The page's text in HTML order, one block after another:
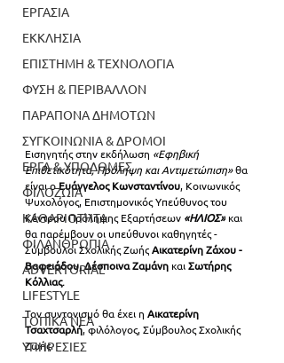
ΕΡΓΑΣΙΑ
ΕΚΚΛΗΣΙΑ
ΕΠΙΣΤΗΜΗ & ΤΕΧΝΟΛΟΓΙΑ
ΦΥΣΗ & ΠΕΡΙΒΑΛΛΟΝ
ΠΑΡΑΠΟΝΑ ΔΗΜΟΤΩΝ
ΣΥΓΚΟΙΝΩΝΙΑ & ΔΡΟΜΟΙ
ΕΡΓΑ & ΥΠΟΔΟΜΕΣ
ΦΙΛΟΖΩΙΑ
ΚΑΘΑΡΙΟΤΗΤΑ
ΦΙΛΑΝΘΡΩΠΙΑ
ADVERTORIAL
LIFESTYLE
ΤΟΠΙΚΑ ΝΕΑ
ΥΠΗΡΕΣΙΕΣ
Εισηγητής στην εκδήλωση «Εφηβική
Επιθετικότητα, Πρόληψη και Αντιμετώπιση» θα
είναι ο Ευάγγελος Κωνσταντίνου, Κοινωνικός
Ψυχολόγος, Επιστημονικός Υπεύθυνος του
Κέντρου Πρόληψης Εξαρτήσεων «ΗΛΙΟΣ» και
θα παρέμβουν οι υπεύθυνοι καθηγητές -
Σύμβουλοι Σχολικής Ζωής Αικατερίνη Ζάχου -
Βαφειάδου, Δέσποινα Ζαμάνη και Σωτήρης
Κόλλιας.
Τον συντονισμό θα έχει η Αικατερίνη
Τσαχτσαρλή, φιλόλογος, Σύμβουλος Σχολικής
Ζωής.